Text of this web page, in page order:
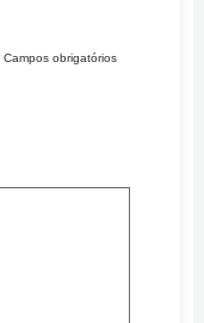
Campos obrigatórios